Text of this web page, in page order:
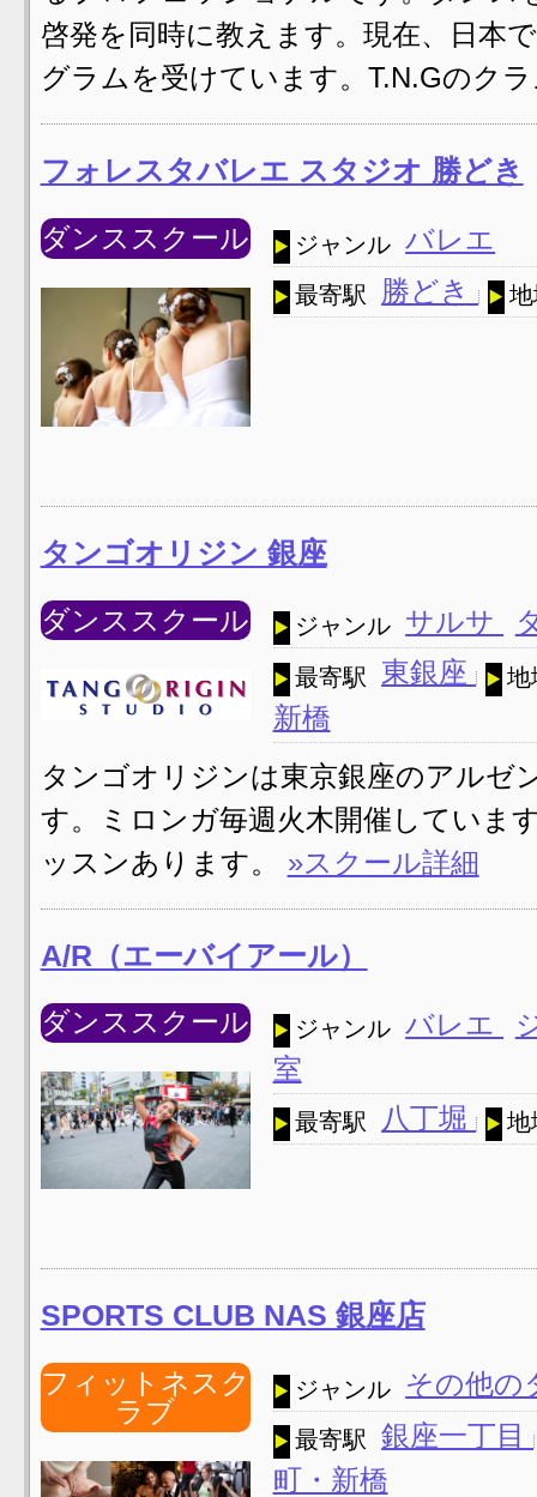
啓発を同時に教えます。現在、日本
グラムを受けています。T.N.Gのク
フォレスタバレエ スタジオ 勝どき
ダンススクール ジャンル バレエ
最寄駅 勝どき
タンゴオリジン 銀座
ダンススクール ジャンル サルサ
最寄駅 東銀座 地
新橋
タンゴオリジンは東京銀座のアルゼ
す。ミロンガ毎週火木開催していま
ッスンあります。 »スクール詳細
A/R（エーバイアール）
ダンススクール ジャンル バレエ
室
最寄駅 八丁堀 地
SPORTS CLUB NAS 銀座店
フィットネスク
ラブ
ジャンル その他の
最寄駅
銀座一丁目
町・新橋